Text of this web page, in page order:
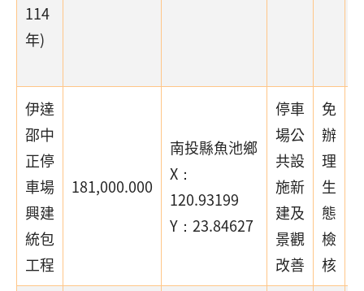
114
年)
伊達
邵中
正停
車場
興建
統包
工程
181,000.000
南投縣魚池鄉
X：
120.93199
Y：23.84627
停車
場公
共設
施新
建及
景觀
改善
免
辦
理
生
態
檢
核